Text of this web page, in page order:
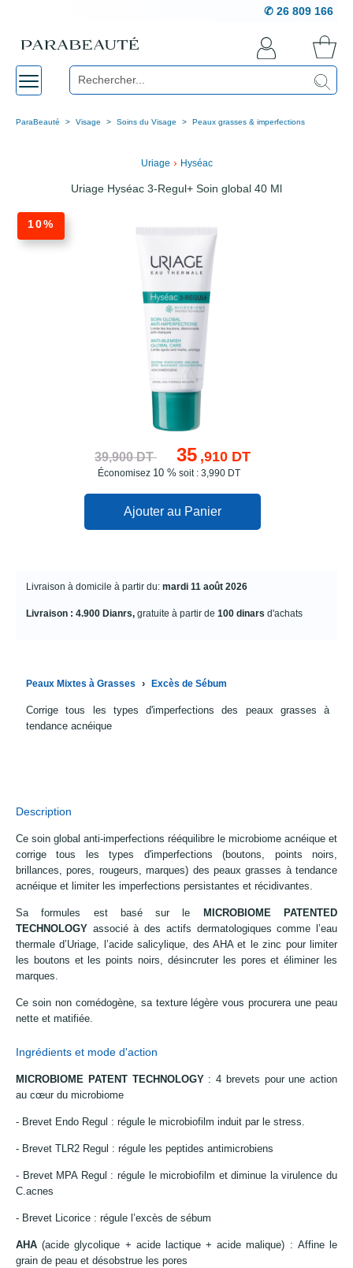
✆ 26 809 166
ParaBeauté Visage Soins du Visage Peaux grasses & imperfections
Uriage › Hyséac
Uriage Hyséac 3-Regul+ Soin global 40 Ml
10%
39,900 DT 35 ,910 DT
Économisez 10 % soit : 3,990 DT
Ajouter au Panier
Livraison à domicile à partir du: mardi 11 août 2026
Livraison : 4.900 Dianrs, gratuite à partir de 100 dinars d'achats
Peaux Mixtes à Grasses › Excès de Sébum
Corrige tous les types d'imperfections des peaux grasses à
tendance acnéique
Description
Ce soin global anti-imperfections rééquilibre le microbiome acnéique et
corrige tous les types d'imperfections (boutons, points noirs,
brillances, pores, rougeurs, marques) des peaux grasses à tendance
acnéique et limiter les imperfections persistantes et récidivantes.
Sa formules est basé sur le
MICROBIOME PATENTED
TECHNOLOGY associé à des actifs dermatologiques comme l’eau
thermale d’Uriage, l’acide salicylique, des AHA et le zinc pour limiter
les boutons et les points noirs, désincruter les pores et éliminer les
marques.
Ce soin non comédogène, sa texture légère vous procurera une peau
nette et matifiée.
Ingrédients et mode d'action
MICROBIOME PATENT TECHNOLOGY : 4 brevets pour une action
au cœur du microbiome
- Brevet Endo Regul : régule le microbiofilm induit par le stress.
- Brevet TLR2 Regul : régule les peptides antimicrobiens
- Brevet MPA Regul : régule le microbiofilm et diminue la virulence du
C.acnes
- Brevet Licorice : régule l’excès de sébum
AHA (acide glycolique + acide lactique + acide malique) : Affine le
grain de peau et désobstrue les pores